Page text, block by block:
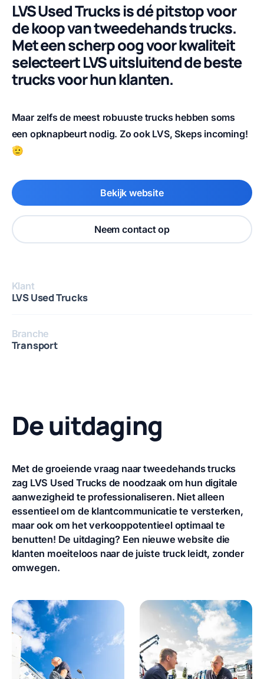
Klant
LVS Used Trucks
Branche
Transport
LVS Used Trucks is dé pitstop voor
de koop van tweedehands trucks.
Met een scherp oog voor kwaliteit
selecteert LVS uitsluitend de beste
trucks voor hun klanten.
Maar zelfs de meest robuuste trucks hebben soms
een opknapbeurt nodig. Zo ook LVS, Skeps incoming!
🫡
Bekijk website
Neem contact op
De uitdaging
Met de groeiende vraag naar tweedehands trucks
zag LVS Used Trucks de noodzaak om hun digitale
aanwezigheid te professionaliseren. Niet alleen
essentieel om de klantcommunicatie te versterken,
maar ook om het verkooppotentieel optimaal te
benutten! De uitdaging? Een nieuwe website die
klanten moeiteloos naar de juiste truck leidt, zonder
omwegen.